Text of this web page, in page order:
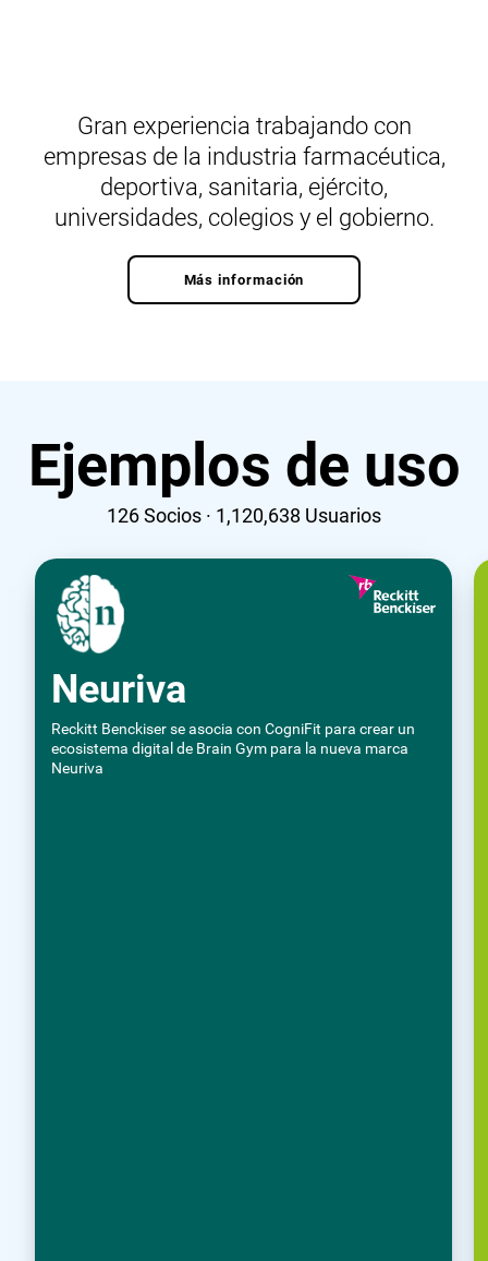
Gran experiencia trabajando con
empresas de la industria farmacéutica,
deportiva, sanitaria, ejército,
universidades, colegios y el gobierno.
Más información
Ejemplos de uso
126Socios · 1,120,638 Usuarios
Neuriva
Reckitt Benckiser se asocia con CogniFit para crear un
ecosistema digital de Brain Gym para la nueva marca
Neuriva